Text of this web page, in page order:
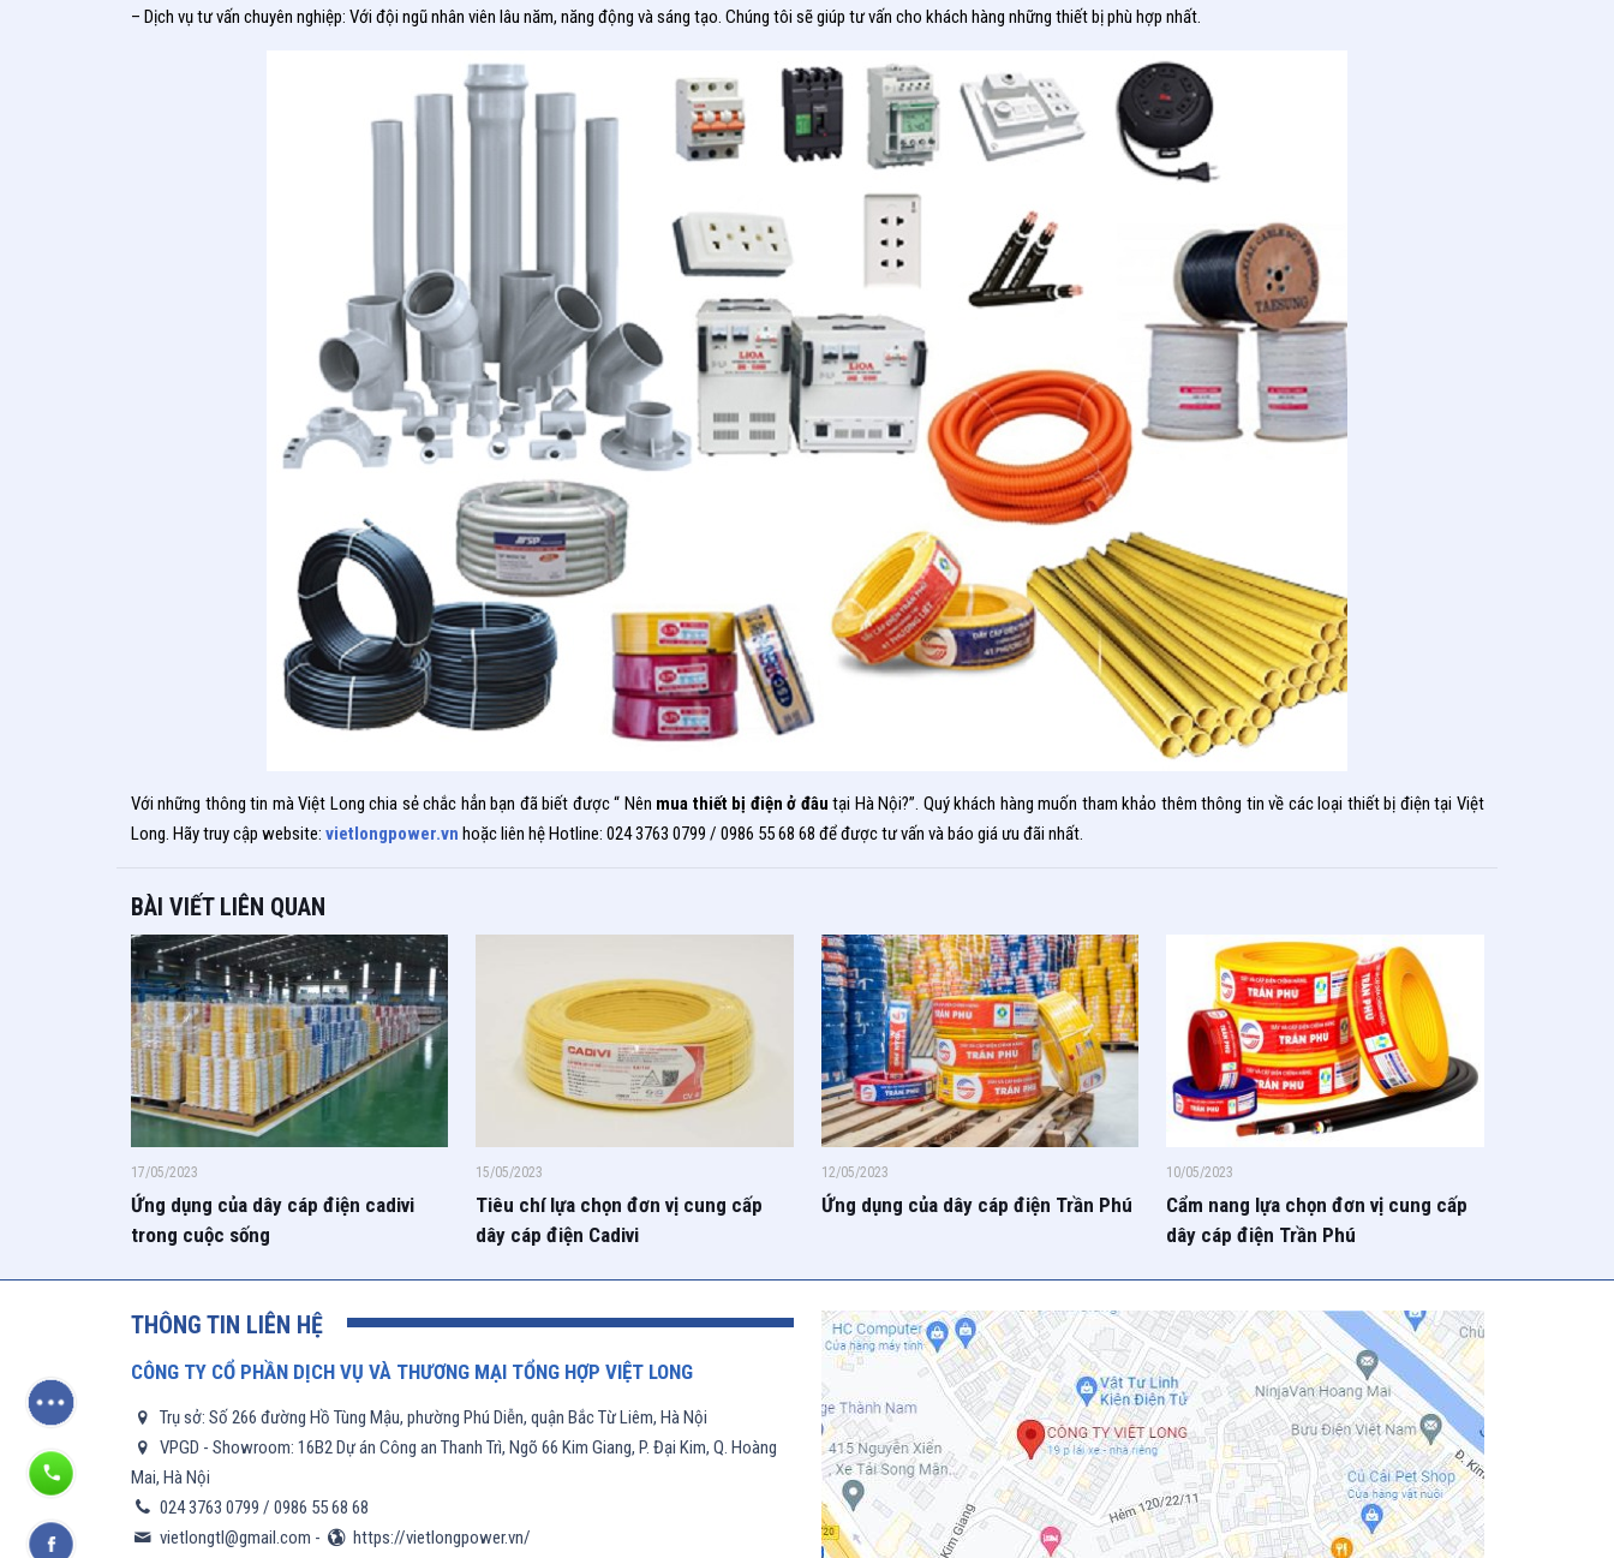
– Dịch vụ tư vấn chuyên nghiệp: Với đội ngũ nhân viên lâu năm, năng động và sáng tạo. Chúng tôi sẽ giúp tư vấn cho khách hàng những thiết bị phù hợp nhất.
Với những thông tin mà Việt Long chia sẻ chắc hẳn bạn đã biết được “ Nên mua thiết bị điện ở đâu tại Hà Nội?”. Quý khách hàng muốn tham khảo thêm thông tin về các loại thiết bị điện tại Việt
Long. Hãy truy cập website: vietlongpower.vn hoặc liên hệ Hotline: 024 3763 0799 / 0986 55 68 68 để được tư vấn và báo giá ưu đãi nhất.
BÀI VIẾT LIÊN QUAN
17/05/2023
Ứng dụng của dây cáp điện cadivi
trong cuộc sống
15/05/2023
Tiêu chí lựa chọn đơn vị cung cấp
dây cáp điện Cadivi
12/05/2023
Ứng dụng của dây cáp điện Trần Phú
10/05/2023
Cẩm nang lựa chọn đơn vị cung cấp
dây cáp điện Trần Phú
THÔNG TIN LIÊN HỆ
CÔNG TY CỔ PHẦN DỊCH VỤ VÀ THƯƠNG MẠI TỔNG HỢP VIỆT LONG
Trụ sở: Số 266 đường Hồ Tùng Mậu, phường Phú Diễn, quận Bắc Từ Liêm, Hà Nội
VPGD - Showroom: 16B2 Dự án Công an Thanh Trì, Ngõ 66 Kim Giang, P. Đại Kim, Q. Hoàng
Mai, Hà Nội
024 3763 0799 / 0986 55 68 68
vietlongtl@gmail.com - https://vietlongpower.vn/